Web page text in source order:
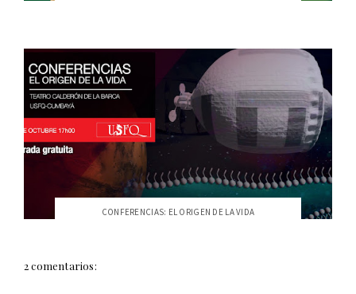
CONFERENCIAS: EL ORIGEN DE LA VIDA
2 comentarios: